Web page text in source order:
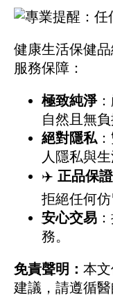
健康生活保健品
服務保障：
極致純淨
自然且無負
絕對隱私
人隱私與生
✈️ 正品保證
拒絕任何仿
安心交易
務。
免責聲明： 本
建議，請遵循